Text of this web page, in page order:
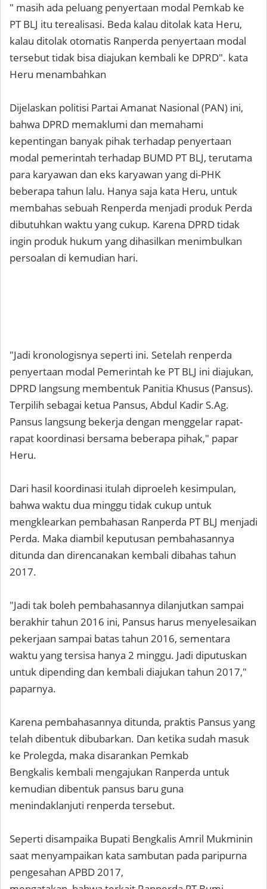
" masih ada peluang penyertaan modal Pemkab ke
PT BLJ itu terealisasi. Beda kalau ditolak kata Heru,
kalau ditolak otomatis Ranperda penyertaan modal
tersebut tidak bisa diajukan kembali ke DPRD". kata
Heru menambahkan
Dijelaskan politisi Partai Amanat Nasional (PAN) ini,
bahwa DPRD memaklumi dan memahami
kepentingan banyak pihak terhadap penyertaan
modal pemerintah terhadap BUMD PT BLJ, terutama
para karyawan dan eks karyawan yang di-PHK
beberapa tahun lalu. Hanya saja kata Heru, untuk
membahas sebuah Renperda menjadi produk Perda
dibutuhkan waktu yang cukup. Karena DPRD tidak
ingin produk hukum yang dihasilkan menimbulkan
persoalan di kemudian hari.
"Jadi kronologisnya seperti ini. Setelah renperda
penyertaan modal Pemerintah ke PT BLJ ini diajukan,
DPRD langsung membentuk Panitia Khusus (Pansus).
Terpilih sebagai ketua Pansus, Abdul Kadir S.Ag.
Pansus langsung bekerja dengan menggelar rapat-
rapat koordinasi bersama beberapa pihak," papar
Heru.
Dari hasil koordinasi itulah diproeleh kesimpulan,
bahwa waktu dua minggu tidak cukup untuk
mengklearkan pembahasan Ranperda PT BLJ menjadi
Perda. Maka diambil keputusan pembahasannya
ditunda dan direncanakan kembali dibahas tahun
2017.
"Jadi tak boleh pembahasannya dilanjutkan sampai
berakhir tahun 2016 ini, Pansus harus menyelesaikan
pekerjaan sampai batas tahun 2016, sementara
waktu yang tersisa hanya 2 minggu. Jadi diputuskan
untuk dipending dan kembali diajukan tahun 2017,"
paparnya.
Karena pembahasannya ditunda, praktis Pansus yang
telah dibentuk dibubarkan. Dan ketika sudah masuk
ke Prolegda, maka disarankan Pemkab
Bengkalis kembali mengajukan Ranperda untuk
kemudian dibentuk pansus baru guna
menindaklanjuti renperda tersebut.
Seperti disampaika Bupati Bengkalis Amril Mukminin
saat menyampaikan kata sambutan pada paripurna
pengesahan APBD 2017,